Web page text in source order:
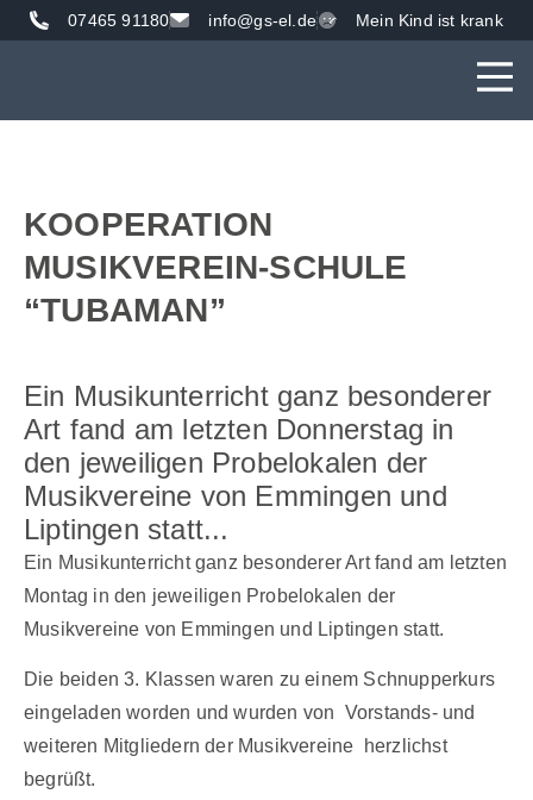
07465 91180 info@gs-el.de Mein Kind ist krank
KOOPERATION
MUSIKVEREIN-SCHULE
“TUBAMAN”
Ein Musikunterricht ganz besonderer
Art fand am letzten Donnerstag in
den jeweiligen Probelokalen der
Musikvereine von Emmingen und
Liptingen statt...
Ein Musikunterricht ganz besonderer Art fand am letzten
Montag in den jeweiligen Probelokalen der
Musikvereine von Emmingen und Liptingen statt.
Die beiden 3. Klassen waren zu einem Schnupperkurs
eingeladen worden und wurden von Vorstands- und
weiteren Mitgliedern der Musikvereine herzlichst
begrüßt.